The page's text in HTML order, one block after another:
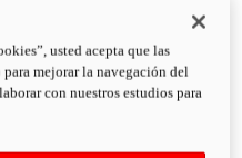
usted acepta que las
mejorar la navegación del
con nuestros estudios para